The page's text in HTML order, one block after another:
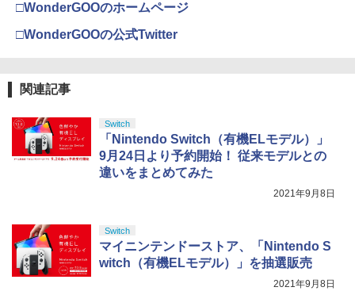
4
【純正品】Xbox 充電式バッテリー + US
5
【国内正規品】Thrustmaster スラスト
マスター TH8S シフター - PC、PS4、P
S5、PS5 Pro、Xbox One、Xbox Serie
s X|S 対応の高精度 H パターン シフター
カー特典:【坤と離】二振りの剣、十翼よ
り来たる！スタジオ描き下ろしイラスト
ボード付) [Blu-ray]
4
窩座再来 完全生産限定版 [Blu-ray]
￥8,698
5
【Amazon.co.jp限定】劇場版モノノ怪
第三章 蛇神 (オリジナル特典:オリジナル
巾着＋メーカー特典:【坤と離】二振りの
剣、十翼より来たる！スタジオ描き下ろ
□WonderGOOのホームページ
□WonderGOOの公式Twitter
関連記事
Switch
「Nintendo Switch（有機ELモデル）」
9月24日より予約開始！ 従来モデルとの
違いをまとめてみた
2021年9月8日
Switch
マイニンテンドーストア、「Nintendo S
witch（有機ELモデル）」を抽選販売
2021年9月8日